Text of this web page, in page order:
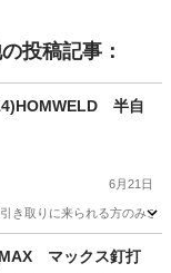
投稿記事：
半自
6月21日
き取りに来られる方のみ
マックス釘打